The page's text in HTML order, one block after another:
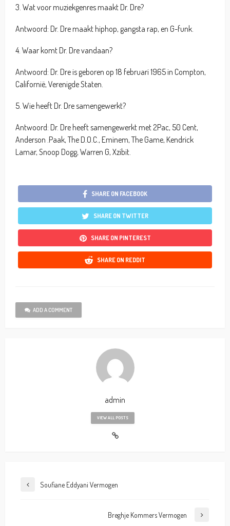
3. Wat voor muziekgenres maakt Dr. Dre?
Antwoord: Dr. Dre maakt hiphop, gangsta rap, en G-funk.
4. Waar komt Dr. Dre vandaan?
Antwoord: Dr. Dre is geboren op 18 februari 1965 in Compton,
Californië, Verenigde Staten.
5. Wie heeft Dr. Dre samengewerkt?
Antwoord: Dr. Dre heeft samengewerkt met 2Pac, 50 Cent,
Anderson .Paak, The D.O.C., Eminem, The Game, Kendrick
Lamar, Snoop Dogg, Warren G, Xzibit.
SHARE ON FACEBOOK
SHARE ON TWITTER
SHARE ON PINTEREST
SHARE ON REDDIT
ADD A COMMENT
admin
VIEW ALL POSTS
Soufiane Eddyani Vermogen
Breghje Kommers Vermogen